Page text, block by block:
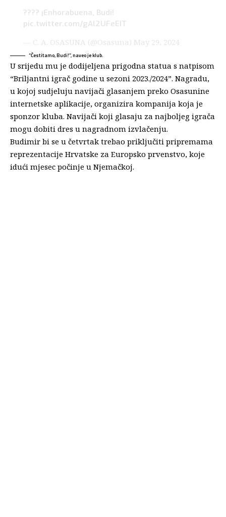
???? ¡Enhorabuena, Budi!
pic.twitter.com/gAl2UFeEIT
— C. A. OSASUNA (@Osasuna) May 29, 2024
“Čestitamo, Budi!”, naveo je klub.
U srijedu mu je dodijeljena prigodna statua s natpisom
“Briljantni igrač godine u sezoni 2023./2024”. Nagradu,
u kojoj sudjeluju navijači glasanjem preko Osasunine
internetske aplikacije, organizira kompanija koja je
sponzor kluba. Navijači koji glasaju za najboljeg igrača
mogu dobiti dres u nagradnom izvlačenju.
Budimir bi se u četvrtak trebao priključiti pripremama
reprezentacije Hrvatske za Europsko prvenstvo, koje
idući mjesec počinje u Njemačkoj.